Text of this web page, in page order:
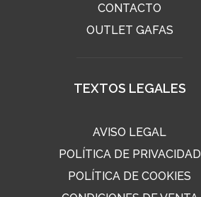
CONTACTO
OUTLET GAFAS
TEXTOS LEGALES
AVISO LEGAL
POLÍTICA DE PRIVACIDAD
POLÍTICA DE COOKIES